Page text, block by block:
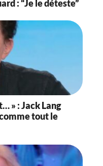
: “Je le déteste”
» : Jack Lang
tout le